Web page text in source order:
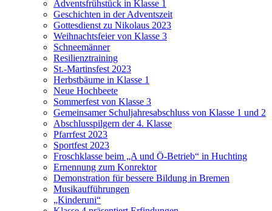
Adventsfrühstück in Klasse 1
Geschichten in der Adventszeit
Gottesdienst zu Nikolaus 2023
Weihnachtsfeier von Klasse 3
Schneemänner
Resilienztraining
St.-Martinsfest 2023
Herbstbäume in Klasse 1
Neue Hochbeete
Sommerfest von Klasse 3
Gemeinsamer Schuljahresabschluss von Klasse 1 und 2
Abschlusspilgern der 4. Klasse
Pfarrfest 2023
Sportfest 2023
Froschklasse beim „A und Ö-Betrieb“ in Huchting
Ernennung zum Konrektor
Demonstration für bessere Bildung in Bremen
Musikaufführungen
„Kinderuni“